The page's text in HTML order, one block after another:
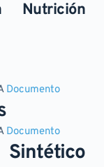
Nutrición
Documento
Documento